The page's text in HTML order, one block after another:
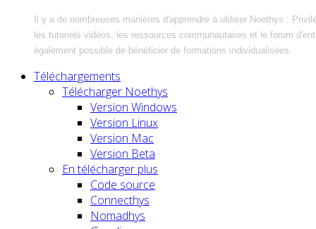
Il y a de nombreuses manières d'apprendre à utiliser Noethys :
les tutoriels vidéos, les ressources communautaires et le forum
également possible de bénéficier de formations individualisées.
Téléchargements
Télécharger Noethys
Version Windows
Version Linux
Version Mac
Version Beta
En télécharger plus
Code source
Connecthys
Nomadhys